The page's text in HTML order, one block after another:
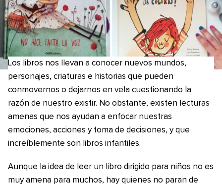
Los libros nos llevan a conocer nuevos mundos,
personajes, criaturas e historias que pueden
conmovernos o dejarnos en vela cuestionando la
razón de nuestro existir. No obstante, existen lecturas
amenas que nos ayudan a enfocar nuestras
emociones, acciones y toma de decisiones, y que
increíblemente son libros infantiles.
Aunque la idea de leer un libro dirigido para niños no es
muy amena para muchos, hay quienes no paran de